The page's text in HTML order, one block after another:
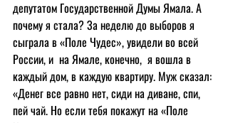
депутатом Государственной Думы Ямала. А
почему я стала? За неделю до выборов я
сыграла в «Поле Чудес», увидели во всей
России, и  на Ямале, конечно,  я вошла в
каждый дом, в каждую квартиру. Муж сказал:
«Денег все равно нет, сиди на диване, спи,
пей чай. Но если тебя покажут на «Поле